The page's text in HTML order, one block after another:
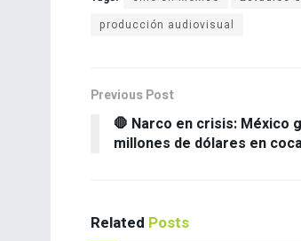
producción audiovisual
Previous Post
🛑 Narco en crisis: México
millones de dólares en
Related Posts